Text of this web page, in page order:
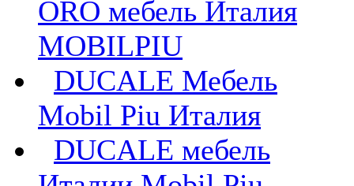
ORO мебель Италия
MOBILPIU
DUCALE Мебель
Mobil Piu Италия
DUCALE мебель